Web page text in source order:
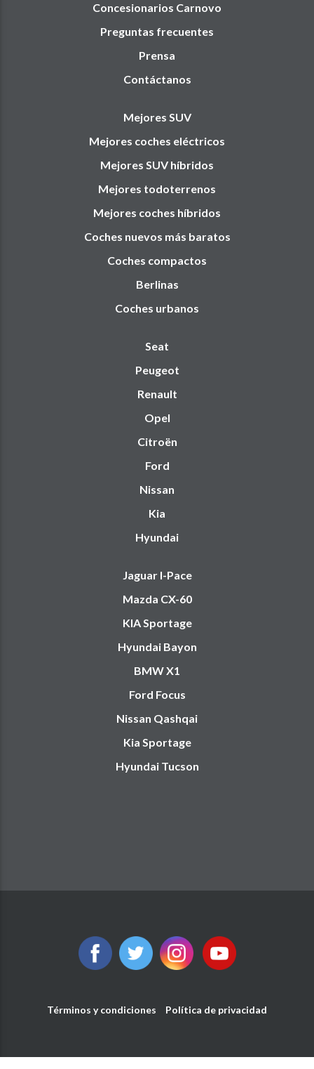
Concesionarios Carnovo
Preguntas frecuentes
Prensa
Contáctanos
Mejores SUV
Mejores coches eléctricos
Mejores SUV híbridos
Mejores todoterrenos
Mejores coches híbridos
Coches nuevos más baratos
Coches compactos
Berlinas
Coches urbanos
Seat
Peugeot
Renault
Opel
Citroën
Ford
Nissan
Kia
Hyundai
Jaguar I-Pace
Mazda CX-60
KIA Sportage
Hyundai Bayon
BMW X1
Ford Focus
Nissan Qashqai
Kia Sportage
Hyundai Tucson
Términos y condiciones Política de privacidad